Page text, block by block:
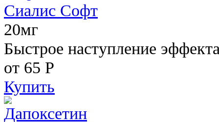
Сиалис Софт
20мг
Быстрое наступление
от 65 Р
Купить